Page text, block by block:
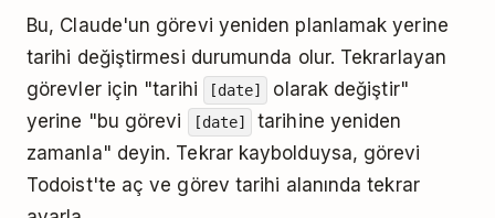
Bu, Claude'un görevi yeniden planlamak yerine
tarihi değiştirmesi durumunda olur. Tekrarlayan
görevler için "tarihi
[date]
olarak değiştir"
yerine "bu görevi
[date]
tarihine yeniden
zamanla" deyin. Tekrar kaybolduysa, görevi
Todoist'te aç ve görev tarihi alanında tekrar